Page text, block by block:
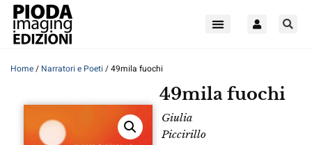
Home/ Narratori e Poeti / 49mila fuochi
49mila fuochi
Giulia
Piccirillo